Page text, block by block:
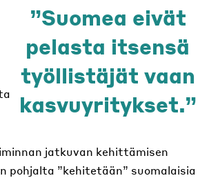
Suomea eivät
pelasta itsensä
työllistäjät vaan
kasvuyritykset.
jatkuvan kehittämisen
pohjalta ”kehitetään” suomalaisia